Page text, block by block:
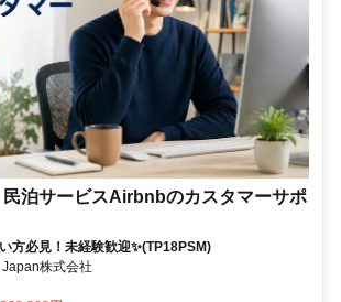
泊サービスAirbnbのカスタマーサポ
方必見！未経験歓迎✨(TP18PSM)
株式会社